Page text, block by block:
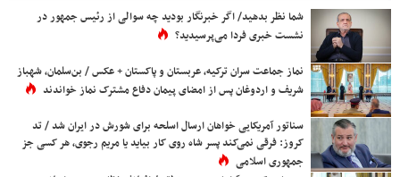
شما نظر بدهید/ اگر خبرنگار بودید چه سوالی از رئیس جمهور در
نشست خبری فردا می‌پرسیدید؟
نماز جماعت سران ترکیه، عربستان و پاکستان + عکس / بن‌سلمان، شهباز
شریف و اردوغان پس از امضای پیمان دفاع مشترک نماز خواندند
سناتور آمریکایی خواهان ارسال اسلحه برای شورش در ایران شد / تد
کروز: فرقی نمی‌کند پسر شاه روی کار بیاید یا مریم رجوی، هر کسی جز
جمهوری اسلامی